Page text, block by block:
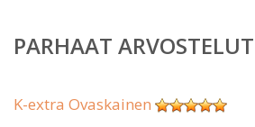
PARHAAT ARVOSTELUT
K-extra Ovaskainen